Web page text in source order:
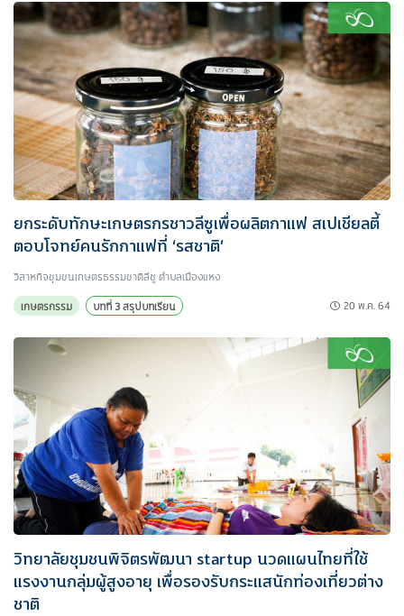
ยกระดับทักษะเกษตรกรชาวลีซูเพื่อผลิตกาแฟ สเปเชียลตี้
ตอบโจทย์คนรักกาแฟที่ ‘รสชาติ’
วิสาหกิจชุมชนเกษตรธรรมชาติลีซู ตำบลเมืองแหง
เกษตรกรรม
บทที่ 3 สรุปบทเรียน 20 พ.ค. 64
วิทยาลัยชุมชนพิจิตรพัฒนา startup นวดแผนไทยที่ใช้
แรงงานกลุ่มผู้สูงอายุ เพื่อรองรับกระแสนักท่องเที่ยวต่าง
ชาติ